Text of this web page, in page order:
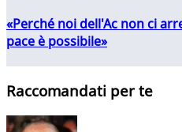
«Perché noi dell'Ac non ci
pace è possibile»
Raccomandati per te